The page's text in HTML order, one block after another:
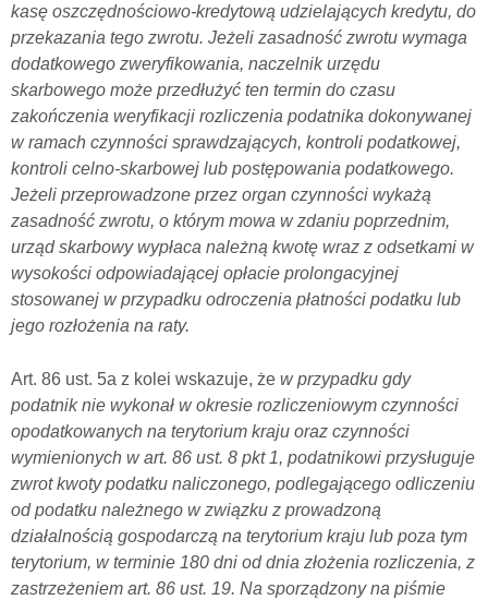
kasę oszczędnościowo-kredytową udzielających kredytu, do
przekazania tego zwrotu. Jeżeli zasadność zwrotu wymaga
dodatkowego zweryfikowania, naczelnik urzędu
skarbowego może przedłużyć ten termin do czasu
zakończenia weryfikacji rozliczenia podatnika dokonywanej
w ramach czynności sprawdzających, kontroli podatkowej,
kontroli celno-skarbowej lub postępowania podatkowego.
Jeżeli przeprowadzone przez organ czynności wykażą
zasadność zwrotu, o którym mowa w zdaniu poprzednim,
urząd skarbowy wypłaca należną kwotę wraz z odsetkami w
wysokości odpowiadającej opłacie prolongacyjnej
stosowanej w przypadku odroczenia płatności podatku lub
jego rozłożenia na raty.
Art. 86 ust. 5a z kolei wskazuje, że w przypadku gdy
podatnik nie wykonał w okresie rozliczeniowym czynności
opodatkowanych na terytorium kraju oraz czynności
wymienionych w art. 86 ust. 8 pkt 1, podatnikowi przysługuje
zwrot kwoty podatku naliczonego, podlegającego odliczeniu
od podatku należnego w związku z prowadzoną
działalnością gospodarczą na terytorium kraju lub poza tym
terytorium, w terminie 180 dni od dnia złożenia rozliczenia, z
zastrzeżeniem art. 86 ust. 19. Na sporządzony na piśmie